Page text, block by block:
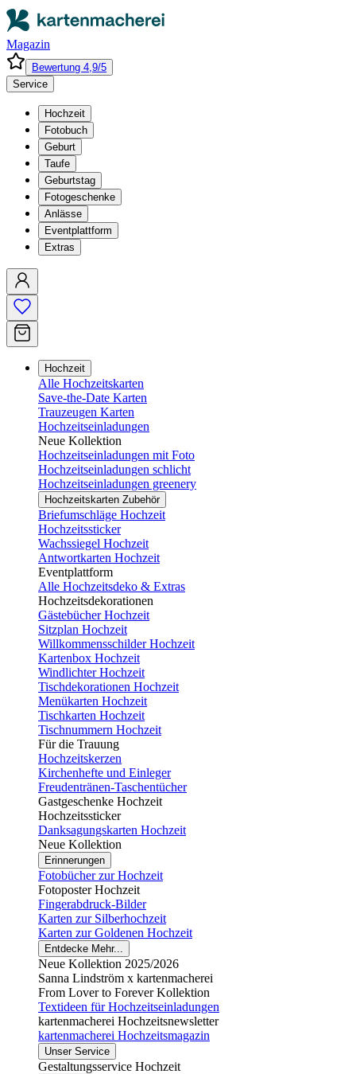
Magazin
Bewertung 4,9/5
Service
Hochzeit
Fotobuch
Geburt
Taufe
Geburtstag
Fotogeschenke
Anlässe
Eventplattform
Extras
Hochzeit
Alle Hochzeitskarten
Save-the-Date Karten
Trauzeugen Karten
Hochzeitseinladungen
Neue Kollektion
Hochzeitseinladungen mit Foto
Hochzeitseinladungen schlicht
Hochzeitseinladungen greenery
Hochzeitskarten Zubehör
Briefumschläge Hochzeit
Hochzeitssticker
Wachssiegel Hochzeit
Antwortkarten Hochzeit
Eventplattform
Alle Hochzeitsdeko & Extras
Hochzeitsdekorationen
Gästebücher Hochzeit
Sitzplan Hochzeit
Willkommensschilder Hochzeit
Kartenbox Hochzeit
Windlichter Hochzeit
Tischdekorationen Hochzeit
Menükarten Hochzeit
Tischkarten Hochzeit
Tischnummern Hochzeit
Für die Trauung
Hochzeitskerzen
Kirchenhefte und Einleger
Freudentränen-Taschentücher
Gastgeschenke Hochzeit
Hochzeitssticker
Danksagungskarten Hochzeit
Neue Kollektion
Erinnerungen
Fotobücher zur Hochzeit
Fotoposter Hochzeit
Fingerabdruck-Bilder
Karten zur Silberhochzeit
Karten zur Goldenen Hochzeit
Entdecke Mehr...
Neue Kollektion 2025/2026
Sanna Lindström x kartenmacherei
From Lover to Forever Kollektion
Textideen für Hochzeitseinladungen
kartenmacherei Hochzeitsnewsletter
kartenmacherei Hochzeitsmagazin
Unser Service
Gestaltungsservice Hochzeit